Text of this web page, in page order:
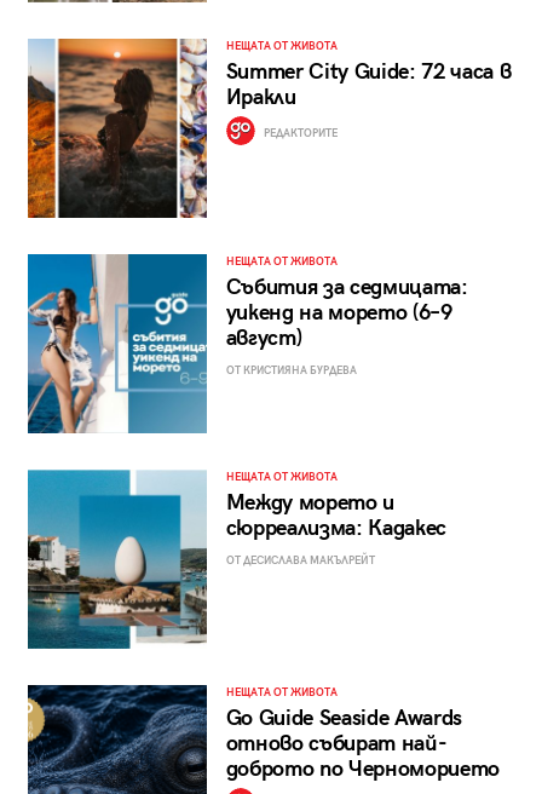
НЕЩАТА ОТ ЖИВОТА
Summer City Guide: 72 часа в
Иракли
РЕДАКТОРИТЕ
НЕЩАТА ОТ ЖИВОТА
Събития за седмицата:
уикенд на морето (6–9
август)
ОТ КРИСТИЯНА БУРДЕВА
НЕЩАТА ОТ ЖИВОТА
Между морето и
сюрреализма: Кадакес
ОТ ДЕСИСЛАВА МАКЪЛРЕЙТ
НЕЩАТА ОТ ЖИВОТА
Go Guide Seaside Awards
отново събират най-
доброто по Черноморието